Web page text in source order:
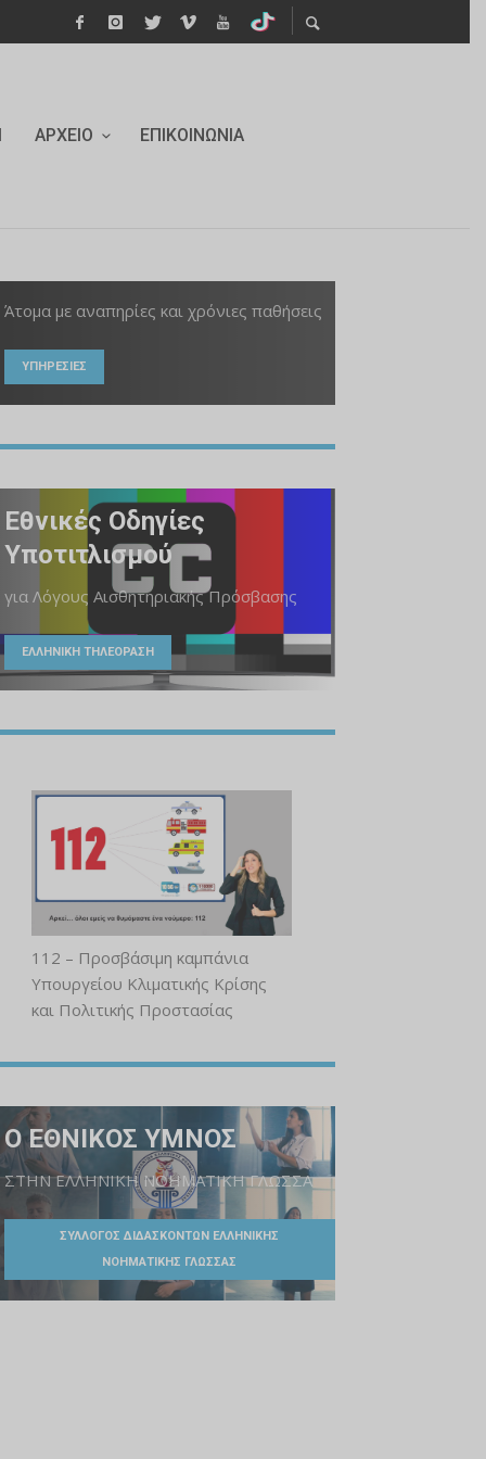
ΑΡΧΕΊΟ ΕΠΙΚΟΙΝΩΝΊΑ
Άτομα με αναπηρίες και χρόνιες παθήσεις
ΥΠΗΡΕΣΙΕΣ
Εθνικές Οδηγίες
Υποτιτλισμού
για Λόγους Αισθητηριακής Πρόσβασης
ΕΛΛΗΝΙΚΗ ΤΗΛΕΟΡΑΣΗ
112 – Προσβάσιμη καμπάνια
Υπουργείου Κλιματικής Κρίσης
και Πολιτικής Προστασίας
Ο ΕΘΝΙΚΟΣ ΥΜΝΟΣ
ΣΤΗΝ ΕΛΛΗΝΙΚΗ ΝΟΗΜΑΤΙΚΗ ΓΛΩΣΣΑ
ΣΥΛΛΟΓΟΣ ΔΙΔΑΣΚΟΝΤΩΝ ΕΛΛΗΝΙΚΗΣ
ΝΟΗΜΑΤΙΚΗΣ ΓΛΩΣΣΑΣ